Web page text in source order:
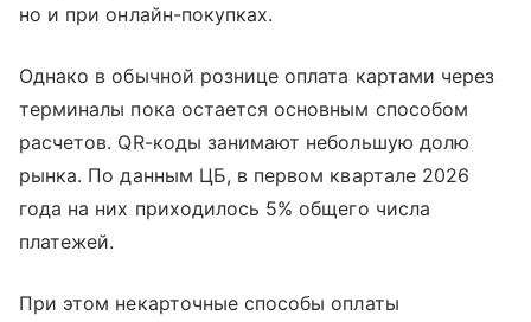
но и при онлайн-покупках.
Однако в обычной рознице оплата картами через
терминалы пока остается основным способом
расчетов. QR-коды занимают небольшую долю
рынка. По данным ЦБ, в первом квартале 2026
года на них приходилось 5% общего числа
платежей.
При этом некарточные способы оплаты